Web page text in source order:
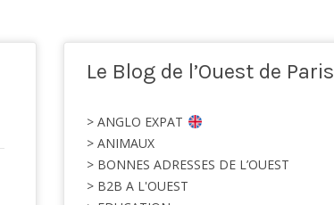
Le Blog de l’Ouest de Paris
> ANGLO EXPAT
> ANIMAUX
> BONNES ADRESSES DE L’OUEST
> B2B A L'OUEST